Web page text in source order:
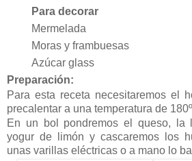
Para decorar
Mermelada
Moras y frambuesas
Azúcar glass
Preparación:
Para esta receta necesitaremos el
precalentar a una temperatura de
En un bol pondremos el queso, la
yogur de limón y cascaremos los
unas varillas eléctricas o a mano lo